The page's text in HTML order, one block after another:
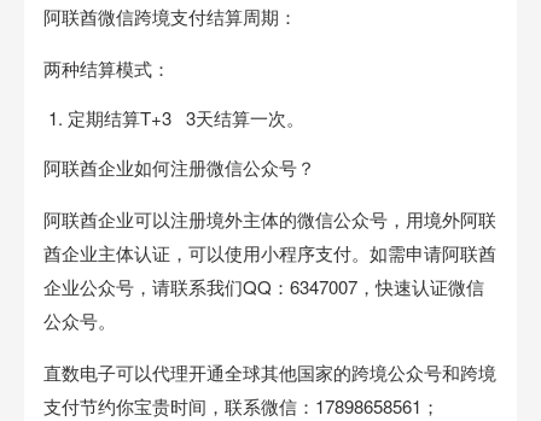
阿联酋微信跨境支付结算周期：
两种结算模式：
定期结算T+3 3天结算一次。
阿联酋企业如何注册微信公众号？
阿联酋企业可以注册境外主体的微信公众号，用境外阿联
酋企业主体认证，可以使用小程序支付。如需申请阿联酋
企业公众号 ，请联系我们QQ：6347007，快速认证微信
公众号。
直数电子可以代理开通全球其他国家的跨境公众号和跨境
支付节约你宝贵时间，联系微信：17898658561；